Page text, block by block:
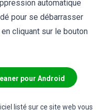
automatique
pour se débarrasser
cliquant sur le bouton
pour Android
listé sur ce site web vous